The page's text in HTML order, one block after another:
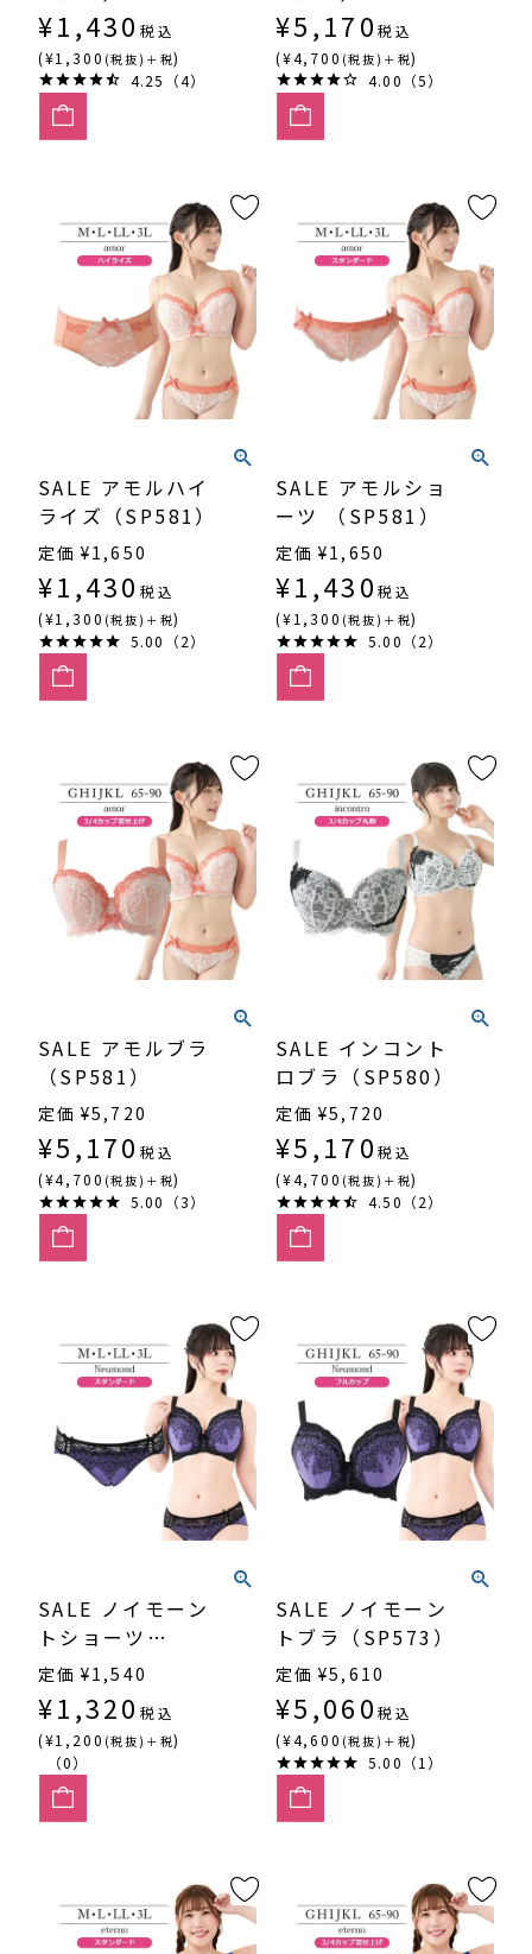
¥1,430 税込
(¥1,300 (税抜)＋税)
4.25（4）
¥5,170 税込
(¥4,700 (税抜)＋税)
4.00（5）
SALE アモルハイ
ライズ（SP581）
定価 ¥1,650
¥1,430 税込
(¥1,300 (税抜)＋税)
5.00（2）
SALE アモルショ
ーツ （SP581）
定価 ¥1,650
¥1,430 税込
(¥1,300 (税抜)＋税)
5.00（2）
SALE アモルブラ
（SP581）
定価 ¥5,720
¥5,170 税込
(¥4,700 (税抜)＋税)
5.00（3）
SALE インコント
ロブラ（SP580）
定価 ¥5,720
¥5,170 税込
(¥4,700 (税抜)＋税)
4.50（2）
SALE ノイモーン
トショーツ
（SP573）
定価 ¥1,540
¥1,320 税込
(¥1,200 (税抜)＋税)
（0）
SALE ノイモーン
トブラ（SP573）
定価 ¥5,610
¥5,060 税込
(¥4,600 (税抜)＋税)
5.00（1）